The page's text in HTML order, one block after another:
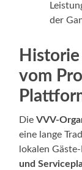
der
vom
Die
eine lange
lokalen
und